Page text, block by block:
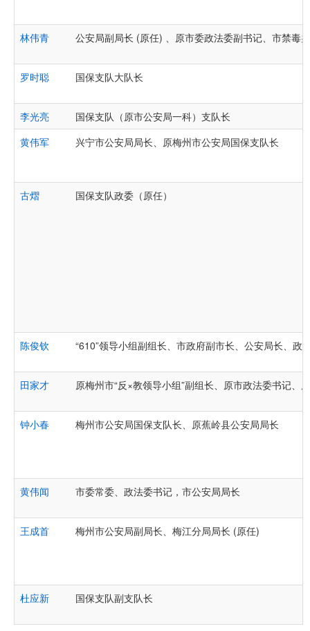
林伟青 公安局副局长 (原任) 、原市委政法委副书记、市禁毒
罗时聪 国保支队大队长
李光亮
国保支队（原市公安局一科）支队长
黄伟军
兴宁市公安局局长、原梅州市公安局国保支队长
古熠 国保支队政委（原任）
陈俊钦 “610”领导小组副组长、市政府副市长、公安局长、政
田家才 原梅州市“反×教领导小组”副组长、原市政法委书记、
钟小春 梅州市公安局国保支队长、原蕉岭县公安局局长
黄伟闻 市委常委、政法委书记，市公安局局长
王成首 梅州市公安局副局长、梅江分局局长 (原任)
杜应新 国保支队副支队长